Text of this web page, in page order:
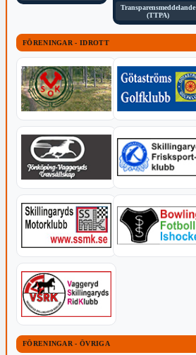
Transparensmeddelande
(TTPA)
FÖRENINGAR - IDROTT
FÖRENINGAR - ÖVRIGA